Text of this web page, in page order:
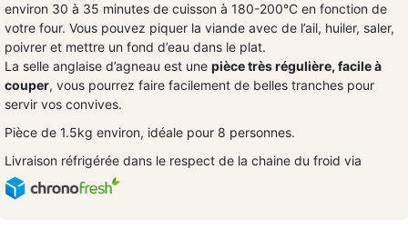
environ 30 à 35 minutes de cuisson à 180-200°C en fonction de
votre four. Vous pouvez piquer la viande avec de l’ail, huiler, saler,
poivrer et mettre un fond d’eau dans le plat.
La selle anglaise d’agneau est une pièce très régulière, facile à
couper, vous pourrez faire facilement de belles tranches pour
servir vos convives.
Pièce de 1.5kg environ, idéale pour 8 personnes.
Livraison réfrigérée dans le respect de la chaine du froid via